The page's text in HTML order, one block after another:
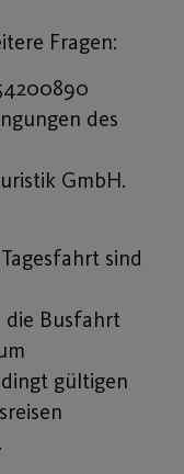
Fragen:
des
GmbH.
sind
die Busfahrt
gültigen